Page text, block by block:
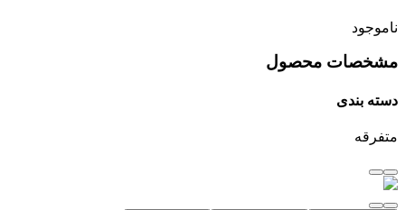
ناموجود
مشخصات محصول
دسته بندی
متفرقه